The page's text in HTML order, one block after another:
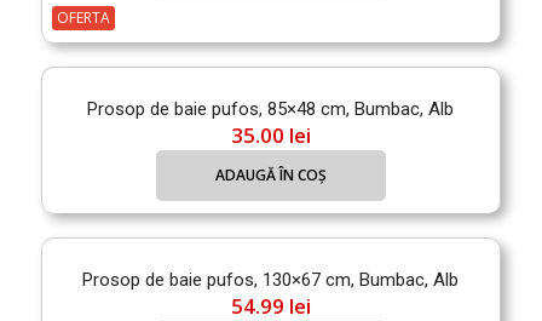
169.00 lei.
OFERTA
Prosop de baie pufos, 85×48 cm, Bumbac, Alb
35.00 lei
ADAUGĂ ÎN COȘ
Prosop de baie pufos, 130×67 cm, Bumbac, Alb
54.99 lei